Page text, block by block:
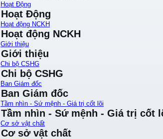
Hoạt Động
Hoạt Động
Hoạt động NCKH
Hoạt động NCKH
Giới thiệu
Giới thiệu
Chi bộ CSHG
Chi bộ CSHG
Ban Giám đốc
Ban Giám đốc
Tầm nhìn - Sứ mệnh - Giá trị cốt lõi
Tầm nhìn - Sứ mệnh - Giá trị cốt
Cơ sở vật chất
Cơ sở vật chất